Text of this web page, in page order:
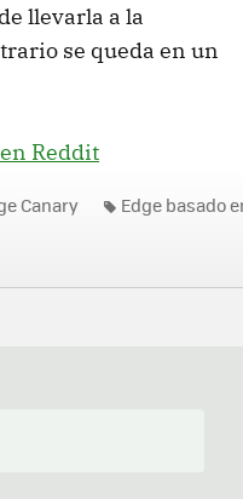
llevarla a la
se queda en un
Reddit
Canary Edge basado